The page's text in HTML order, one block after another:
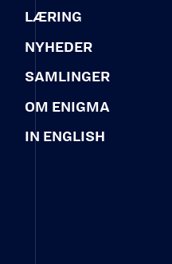
LÆRING
NYHEDER
SAMLINGER
OM ENIGMA
IN ENGLISH